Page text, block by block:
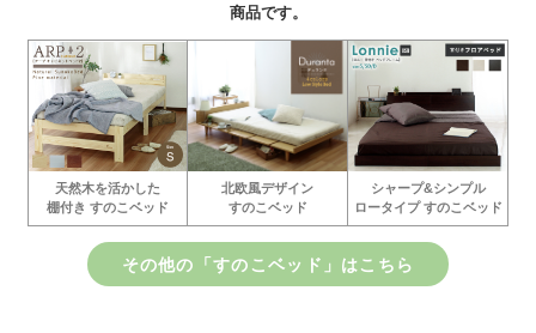
商品です。
天然木を活かした
棚付き すのこベッド
北欧風デザイン
すのこベッド
シャープ&シンプル
ロータイプ すのこベッド
その他の「すのこベッド」はこちら